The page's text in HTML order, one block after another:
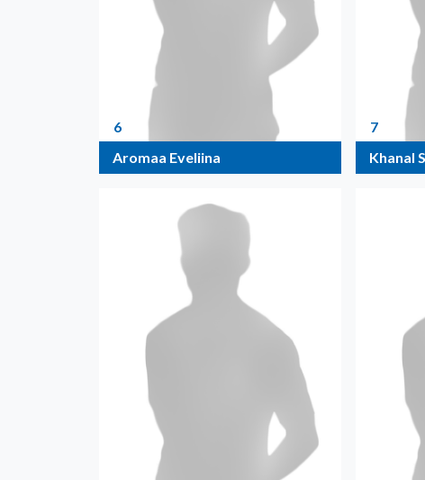
6
Aromaa Eveliina
7
Khanal